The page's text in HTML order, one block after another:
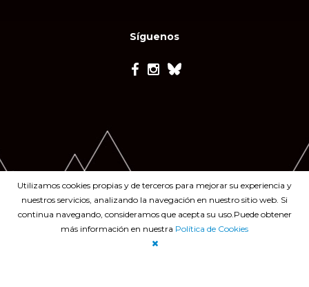
Utilizamos cookies propias y de terceros para mejorar su experiencia y
nuestros servicios, analizando la navegación en nuestro sitio web. Si
continua navegando, consideramos que acepta su uso.Puede obtener
más información en nuestra Política de Cookies
Síguenos